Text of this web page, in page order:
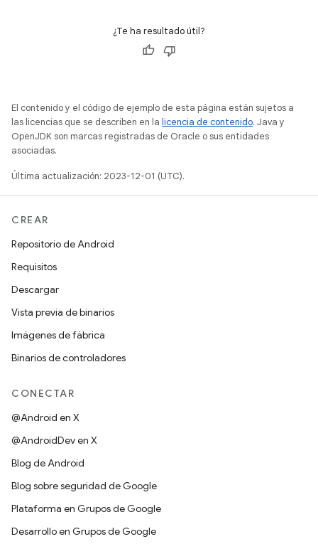
¿Te ha resultado útil?
El contenido y el código de ejemplo de esta página están sujetos a
las licencias que se describen en la licencia de contenido. Java y
OpenJDK son marcas registradas de Oracle o sus entidades
asociadas.
Última actualización: 2023-12-01 (UTC).
CREAR
Repositorio de Android
Requisitos
Descargar
Vista previa de binarios
Imágenes de fábrica
Binarios de controladores
CONECTAR
@Android en X
@AndroidDev en X
Blog de Android
Blog sobre seguridad de Google
Plataforma en Grupos de Google
Desarrollo en Grupos de Google